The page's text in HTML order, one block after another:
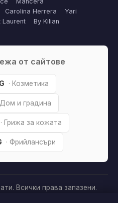
Carolina Herrera
Yari
Laurent By Kilian
от сайтове
· Козметика
Дом и градина
· Грижа за кожата
· Фрийлансъри
Всички права запазени.